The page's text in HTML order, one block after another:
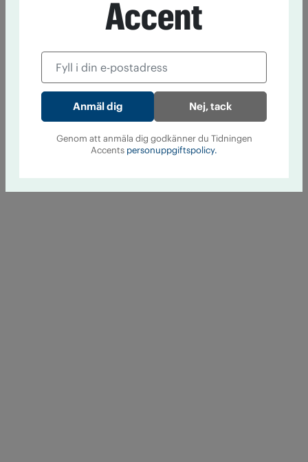
Accent
Nej, tack
Genom att anmäla dig godkänner du Tidningen
Accents personuppgiftspolicy.